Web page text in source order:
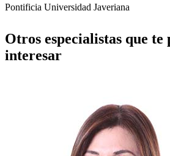
Pontificia Universidad Javeriana
Otros especialistas que te
interesar